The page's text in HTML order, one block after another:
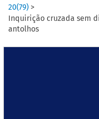
20(79) >
Inquirição cruzada sem
antolhos